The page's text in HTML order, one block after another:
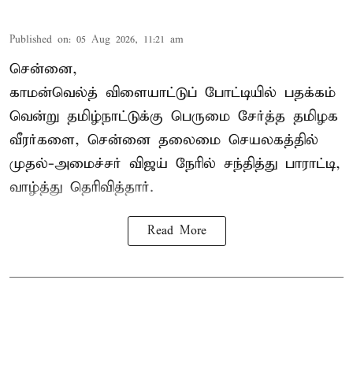
Published on: 05 Aug 2026, 11:21 am
சென்னை,
காமன்வெல்த் விளையாட்டுப் போட்டியில் பதக்கம்
வென்று தமிழ்நாட்டுக்கு பெருமை சேர்த்த தமிழக
வீரர்களை, சென்னை தலைமை செயலகத்தில்
முதல்-அமைச்சர் விஜய் நேரில் சந்தித்து பாராட்டி,
வாழ்த்து தெரிவித்தார்.
Read More